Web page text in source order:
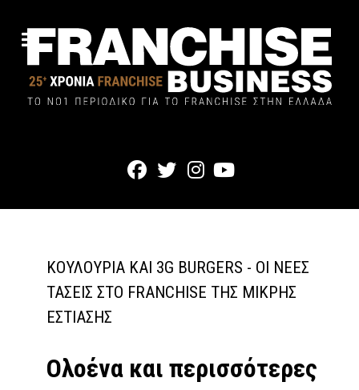
ΚΟΥΛΟΎΡΙΑ ΚΑΙ 3G BURGERS - ΟΙ ΝΈΕΣ
ΤΆΣΕΙΣ ΣΤΟ FRANCHISE ΤΗΣ ΜΙΚΡΉΣ
ΕΣΤΊΑΣΗΣ
Ολοένα και περισσότερες